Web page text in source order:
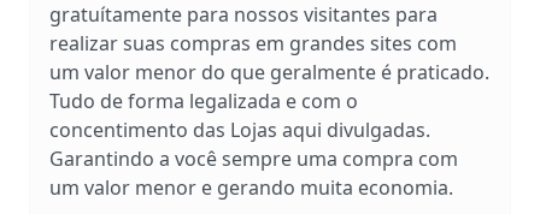
gratuítamente para nossos visitantes para
realizar suas compras em grandes sites com
um valor menor do que geralmente é praticado.
Tudo de forma legalizada e com o
concentimento das Lojas aqui divulgadas.
Garantindo a você sempre uma compra com
um valor menor e gerando muita economia.